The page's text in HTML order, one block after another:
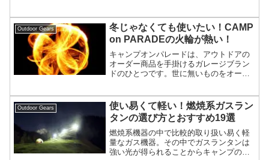
落も損ないたくないですよね？今回はど
んな焚き火台にもフィットする、コスパ
の良い焚き火シートを紹介しましょう。
Outdoor Gears
冬じゃなくても使いたい！CAMP
on PARADEの火輪が熱い！
キャンプオンパレードは、アウトドアの
オーダー商品を手掛けるガレージブラン
ドのひとつです。世に無いものをオーダ
ンドです。今回はキャンプオンパレード
を代表する大人気ギヤ「火輪/かりん」を
紹介します。
Outdoor Gears
使い易くて軽い！燃焼系ガスラン
タンの選び方とおすすめ19選
燃焼系機器の中で比較的取り扱い易く軽
量なガス機器。その中でガスランタンは
強い光が得られることからキャンプのメ